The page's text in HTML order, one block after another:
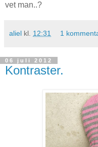
vet man..?
aliel kl. 12:31 1
06 juli 2012
Kontraster.